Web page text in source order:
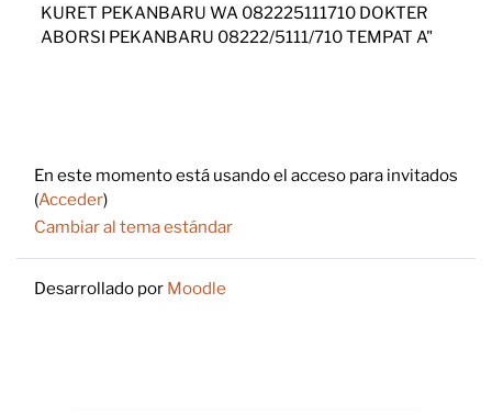
KURET PEKANBARU WA 082225111710 DOKTER
ABORSI PEKANBARU 08222/5111/710 TEMPAT A"
En este momento está usando el acceso para invitados
(Acceder)
Cambiar al tema estándar
Desarrollado por Moodle